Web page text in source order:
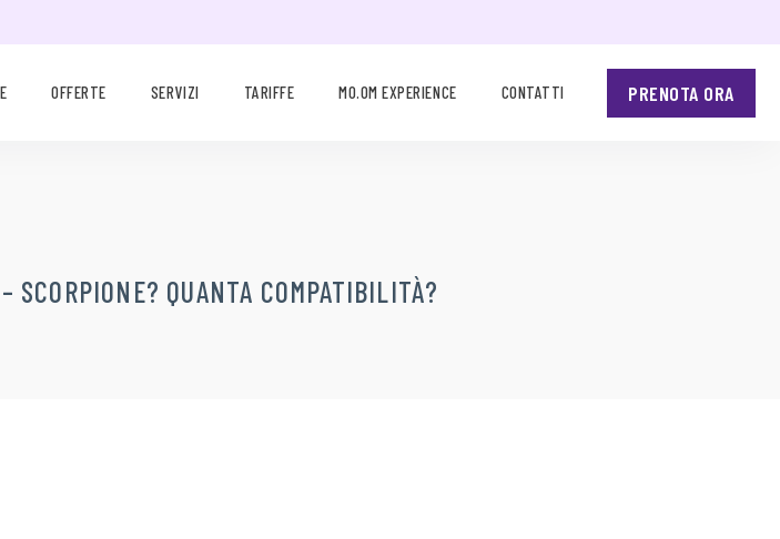
OFFERTE SERVIZI TARIFFE MO.OM EXPERIENCE CONTATTI PRENOTA ORA
SCORPIONE? QUANTA COMPATIBILITÀ?